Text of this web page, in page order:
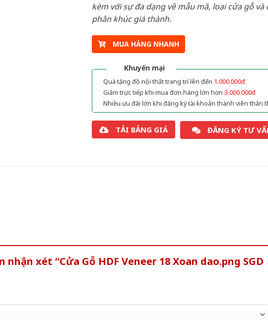
kèm với sự đa dạng về mẫu mã, loại cửa gỗ và
phân khúc giá thành.
MUA HÀNG NHANH
Khuyến mại
Quà tặng đồ nội thất trang trí lên đến 1.000.000đ
Giảm trực tiếp khi mua đơn hàng lớn hơn 3.000.000đ
Nhiều ưu đãi lớn khi đăng ký tài khoản thành viên thân
TẢI BẢNG GIÁ ĐĂNG KÝ TƯ
xét “Cửa Gỗ HDF Veneer 18 Xoan dao.png SGD